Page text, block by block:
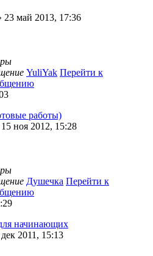
23 май 2013, 17:36
YuliYak Перейти к
работы)
15 ноя 2012, 15:28
Душечка Перейти к
начинающих
2011, 15:13